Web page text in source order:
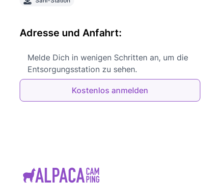
Adresse und Anfahrt:
Melde Dich in wenigen Schritten an, um die
Entsorgungsstation zu sehen.
Kostenlos anmelden